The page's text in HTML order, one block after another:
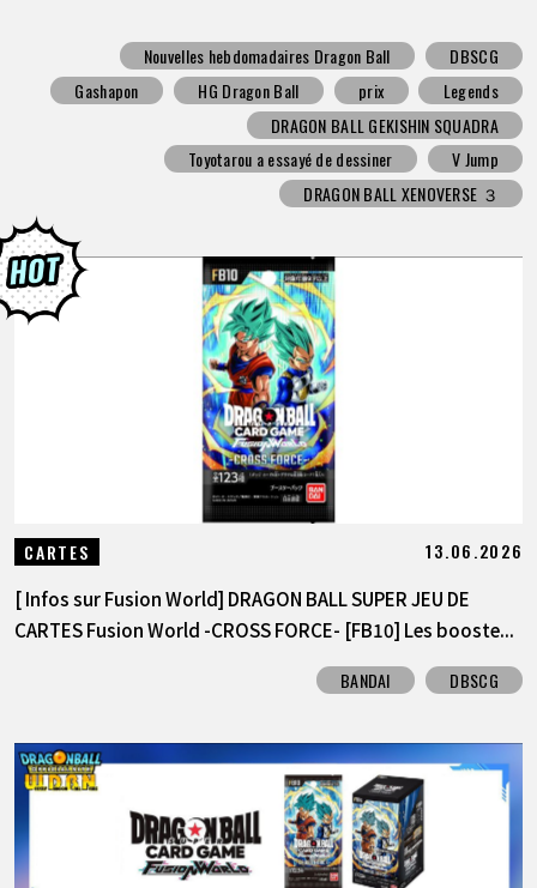
Nouvelles hebdomadaires Dragon Ball
DBSCG
Gashapon
HG Dragon Ball prix
Legends
DRAGON BALL GEKISHIN SQUADRA
Toyotarou a essayé de dessiner
V Jump
DRAGON BALL XENOVERSE ３
CARTES 13.06.2026
[ Infos sur Fusion World] DRAGON BALL SUPER JEU DE
CARTES Fusion World -CROSS FORCE- [FB10] Les booste...
BANDAI DBSCG